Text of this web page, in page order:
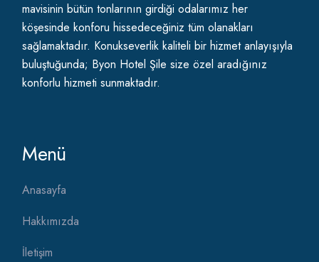
mavisinin bütün tonlarının girdiği odalarımız her
köşesinde konforu hissedeceğiniz tüm olanakları
sağlamaktadır. Konukseverlik kaliteli bir hizmet anlayışıyla
buluştuğunda; Byon Hotel Şile size özel aradığınız
konforlu hizmeti sunmaktadır.
Menü
Anasayfa
Hakkımızda
İletişim